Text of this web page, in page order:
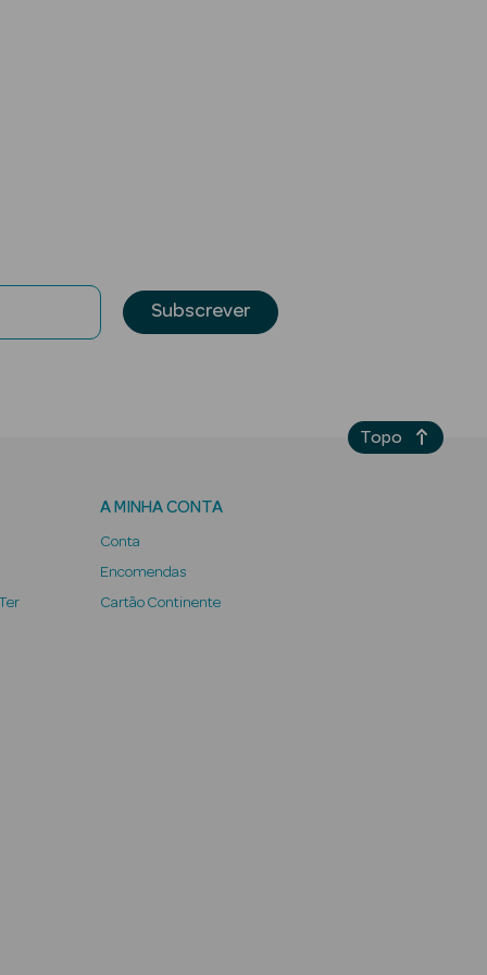
Subscrever
A MINHA CONTA
Conta
Encomendas
Cartão Continente
Topo